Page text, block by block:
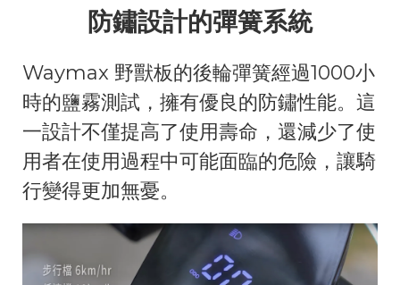
防鏽設計的彈簧系統
Waymax 野獸板的後輪彈簧經過1000小
時的鹽霧測試，擁有優良的防鏽性能。這
一設計不僅提高了使用壽命，還減少了使
用者在使用過程中可能面臨的危險，讓騎
行變得更加無憂。